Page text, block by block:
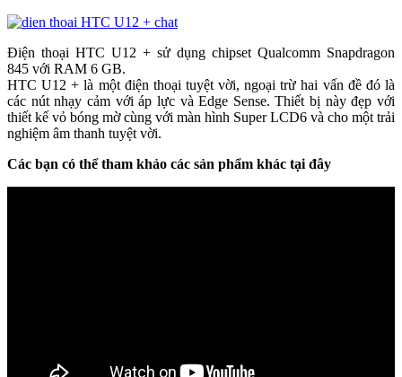
Điện thoại HTC U12 + sử dụng chipset Qualcomm Snapdragon
845 với RAM 6 GB.
HTC U12 + là một điện thoại tuyệt vời, ngoại trừ hai vấn đề đó là
các nút nhạy cảm với áp lực và Edge Sense. Thiết bị này đẹp với
thiết kế vỏ bóng mờ cùng với màn hình Super LCD6 và cho một trải
nghiệm âm thanh tuyệt vời.
Các bạn có thể tham khảo các sản phẩm khác tại đây